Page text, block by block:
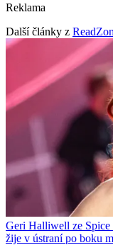
Reklama
Další články z
Geri Halliwell ze
žije v ústraní po boku